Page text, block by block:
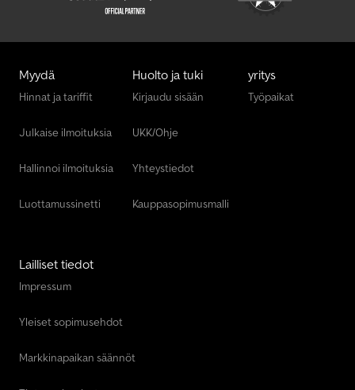
Myydä
Hinnat ja tariffit
Julkaise ilmoituksia
Hallinnoi ilmoituksia
Luottamussinetti
Huolto ja tuki
Kirjaudu sisään
UKK/Ohje
Yhteystiedot
Kauppasopimusmalli
yritys
Työpaikat
Lailliset tiedot
Impressum
Yleiset sopimusehdot
Markkinapaikan säännöt